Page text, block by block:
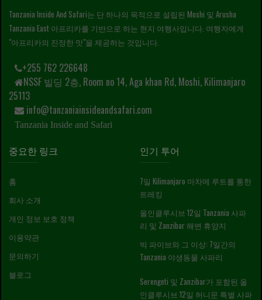
Tanzania Inside And Safari는 단 하나의 목적으로 설립된 Moshi 및 Arusha
Tanzania East 아프리카를 기반으로 하는 현지 여행사입니다. 여행자에게
"아프리카의 진정한 맛"을 제공하는 것입니다.
+255 762 226648
NSSF 빌딩 2층, Room no 14, Aga khan Rd, Moshi, Kilimanjaro
25113
info@tanzaniainsideandsafari.com
Tanzania Inside and Safari
중요한 링크
홈
회사 소개
개인 정보 보호 정책
이용약관
문의하기
블로그
인기 투어
7일 Kilimanjaro 마차메 루트를 통한
트레킹
올인클루시브 12일 Tanzania 사파
리 및 Zanzibar 해변 휴양지
빅 파이브와 그 이상: 7일간의
Tanzania 야생동물 사파리
Serengeti 및 Zanzibar가 포함된 올
인클루시브 12일 허니문 특별 사파